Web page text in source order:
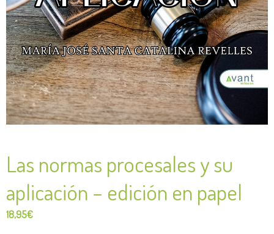
Las normas procesales y su
aplicación – edición en papel
18,95€